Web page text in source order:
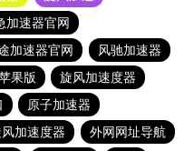
加速器官网
加速器官网
风驰加速器
果版
旋风加速度器
原子加速器
加速度器 外网网址导航